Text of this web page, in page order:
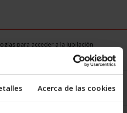
Acerca de las cookies
para acceder a la jubilación